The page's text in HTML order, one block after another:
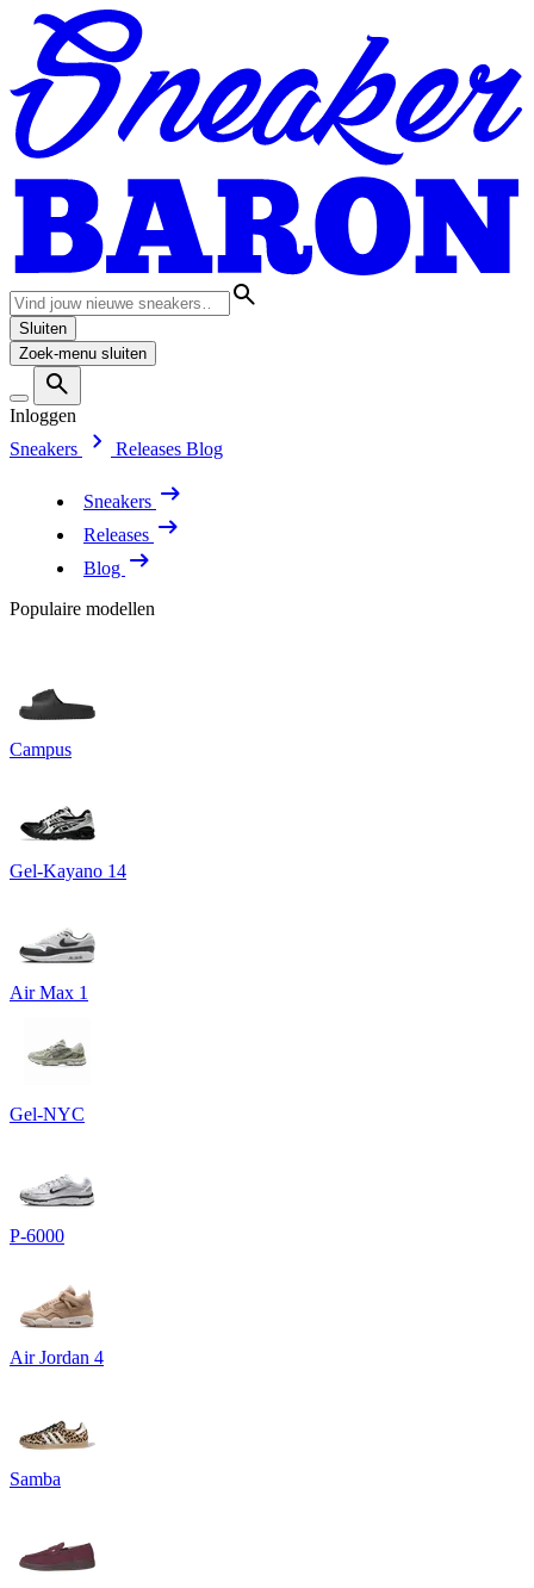
Sluiten
Zoek-menu sluiten
Inloggen
Sneakers
Releases Blog
Sneakers
Releases
Blog
Populaire modellen
Campus
Gel-Kayano 14
Air Max 1
Gel-NYC
P-6000
Air Jordan 4
Samba